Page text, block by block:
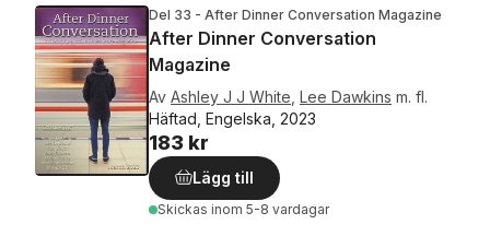
Del 33 - After Dinner Conversation Magazine
After Dinner Conversation
Magazine
Av Ashley J J White Lee Dawkins m. fl.
Häftad, Engelska, 2023
183 kr
Lägg till
Skickas inom 5-8 vardagar